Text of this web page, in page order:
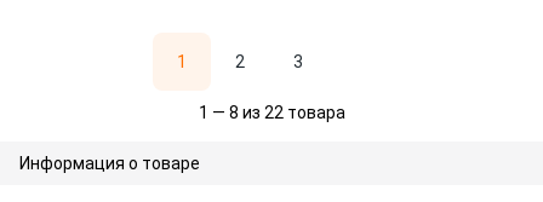
1 2 3
1 — 8 из 22 товара
Информация о товаре